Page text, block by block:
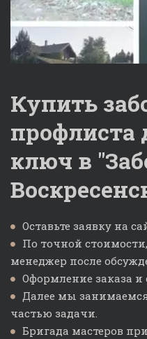
Купить
профлиста
ключ в
Оставьте заявку на
По точной
менеджер после
Оформление заказа и
Далее мы
частью задачи.
Бригада мастеров